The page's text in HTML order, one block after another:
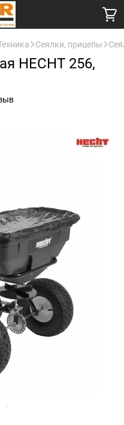
Сеялки, прицепы
HECHT 256,